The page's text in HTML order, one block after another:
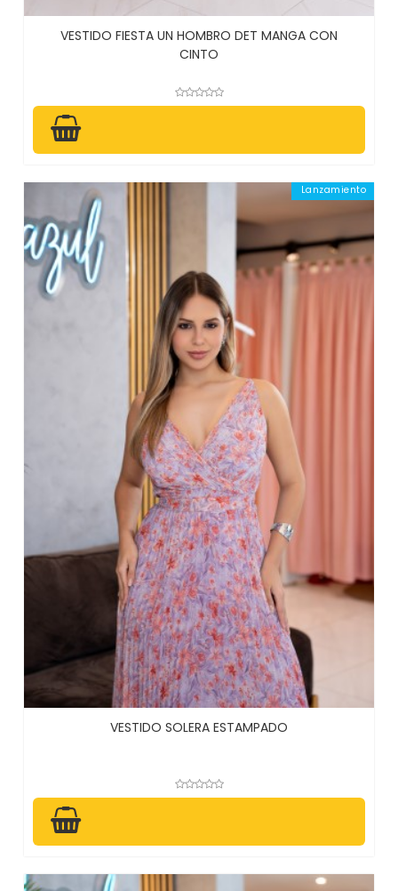
VESTIDO FIESTA UN HOMBRO DET MANGA CON
CINTO
Lanzamiento
VESTIDO SOLERA ESTAMPADO